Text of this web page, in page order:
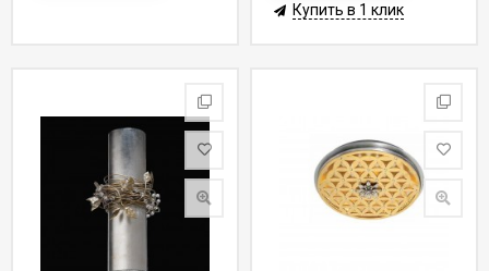
Купить в 1 клик